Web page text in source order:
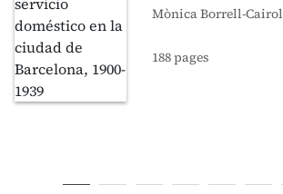
Mònica Borrell-Cairol
188 pages